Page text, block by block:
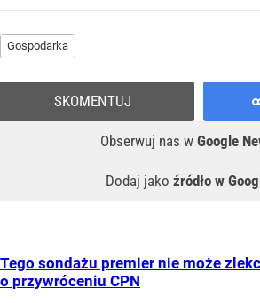
Gospodarka
Obserwuj nas w Google
Dodaj jako źródło w
SKOMENTUJ
Tego sondażu premier nie może
o przywróceniu CPN